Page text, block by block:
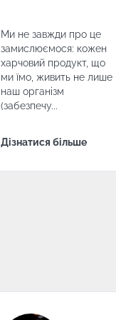
Ми не завжди про це
замислюємося: кожен
харчовий продукт, що
ми їмо, живить не лише
наш організм
(забезпечу...
Дізнатися більше